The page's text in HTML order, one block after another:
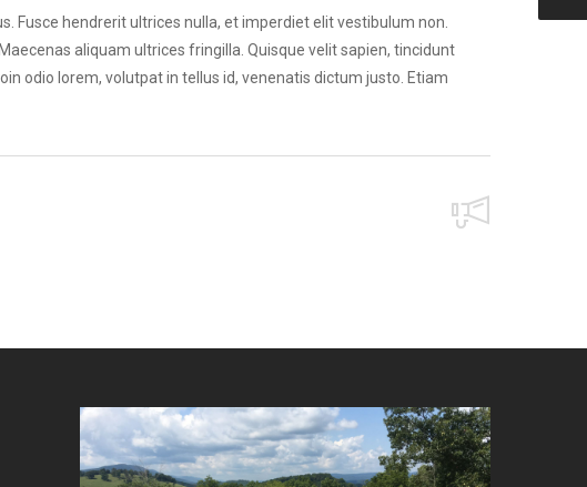
Fusce hendrerit ultrices nulla, et imperdiet elit vestibulum non.
aliquam ultrices fringilla. Quisque velit sapien, tincidunt
odio lorem, volutpat in tellus id, venenatis dictum justo. Etiam